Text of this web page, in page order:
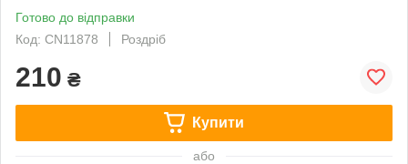
Готово до відправки
Код: CN11878
Роздріб
210 ₴
Купити
або